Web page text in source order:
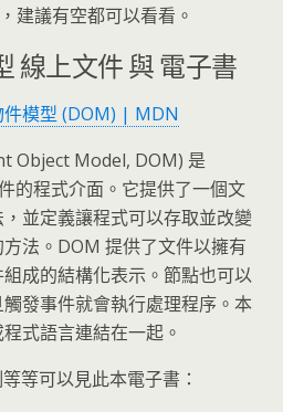
建議有空都可以看看。
線上文件 與 電子書
件模型 (DOM) | MDN
Object Model, DOM) 是
的程式介面。它提供了一個文
並定義讓程式可以存取並改變
法。DOM 提供了文件以擁有
成的結構化表示。節點也可以
發事件就會執行處理程序。本
式語言連結在一起。
等可以見此本電子書：